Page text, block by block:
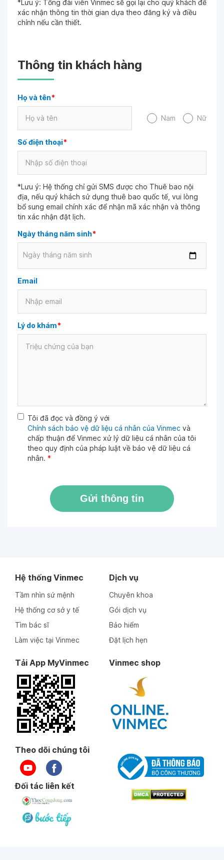
*Lưu ý: Tổng đài viên Vinmec sẽ gọi lại cho quý khách để
xác nhận thông tin thời gian dựa theo đăng ký và điều
chỉnh nếu cần thiết.
Thông tin khách hàng
Họ và tên*
Nam Nữ
Số điện thoại*
*Lưu ý: Hệ thống chỉ gửi SMS được cho Thuê bao nội
địa, nếu quý khách sử dụng thuê bao quốc tế, vui lòng
bổ sung email chính xác để nhận mã xác nhận và thông
tin xác nhận đặt lịch.
Ngày tháng năm sinh*
Ngày tháng năm sinh
Email
Lý do khám*
Tôi đã đọc và đồng ý với
Chính sách bảo vệ dữ liệu cá nhân của Vinmec và
chấp thuận để Vinmec xử lý dữ liệu cá nhân của tôi
theo quy định của pháp luật về bảo vệ dữ liệu cá
nhân. *
Gửi thông tin
Hệ thống Vinmec
Tầm nhìn sứ mệnh
Hệ thống cơ sở y tế
Tìm bác sĩ
Làm việc tại Vinmec
Dịch vụ
Chuyên khoa
Gói dịch vụ
Bảo hiểm
Đặt lịch hẹn
Tải App MyVinmec Vinmec shop
Theo dõi chúng tôi
Đối tác liên kết